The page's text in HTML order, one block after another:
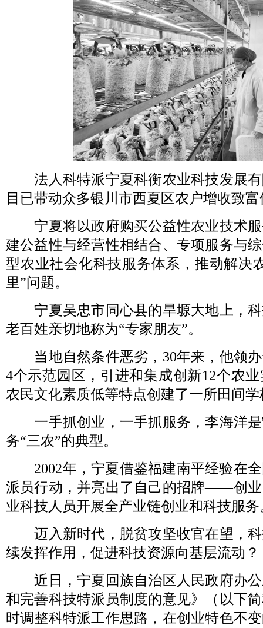
法人科特派宁夏科衡农业科技发展有
目已带动众多银川市西夏区农户增收致
宁夏将以政府购买公益性农业技术服
建公益性与经营性相结合、专项服务与
型农业社会化科技服务体系，推动解决
里”问题。
宁夏吴忠市同心县的旱塬大地上，科
老百姓亲切地称为“专家朋友”。
当地自然条件恶劣，30年来，他领办
4个示范园区，引进和集成创新12个农
农民文化素质低等特点创建了一所田间学
一手抓创业，一手抓服务，李海洋是
务“三农”的典型。
2002年，宁夏借鉴福建南平经验在全
派员行动，并亮出了自己的招牌——创
业科技人员开展全产业链创业和科技服务
迈入新时代，脱贫攻坚收官在望，科
续发挥作用，促进科技资源向基层流动？
近日，宁夏回族自治区人民政府办公
和完善科技特派员制度的意见》（以下
时调整科特派工作思路，在创业特色不